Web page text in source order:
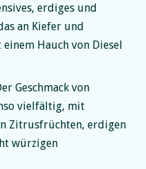
erdiges und
an Kiefer und
Hauch von Diesel
Geschmack von
vielfältig, mit
Zitrusfrüchten, erdigen
würzigen